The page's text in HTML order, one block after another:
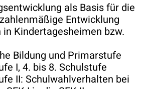
als Basis für die
Entwicklung
in Kindertagesheimen bzw.
Bildung und Primarstufe
I, 4. bis 8. Schulstufe
II: Schulwahlverhalten bei